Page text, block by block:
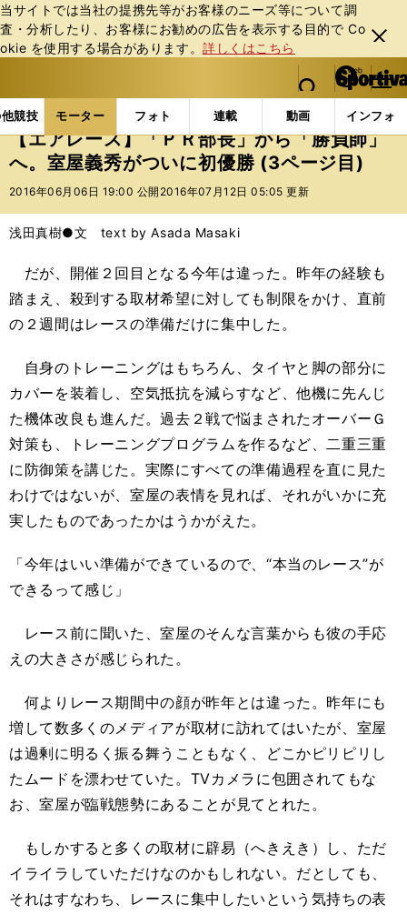
当サイトでは当社の提携先等がお客様のニーズ等について調
査・分析したり、お客様にお勧めの広告を表⽰する⽬的で Co
okie を使⽤する場合があります。詳しくはこちら
閉じ
る
web Sportiva (webスポルティーバ)
検索
マイペ
ー
ジ
メニュ
競技 モーター フォト 連載 動画 インフォ
b
ス
ポ
ル
バ
モーターの記事一覧 モーター その他 【エアレ
【エアレース】「ＰＲ部長」から「勝負師」
へ。室屋義秀がついに初優勝 (3ページ目)
2016年06月06日 19:00 公開 2016年07月12日 05:05 更新
浅田真樹●文 text by Asada Masaki
だが、開催２回目となる今年は違った。昨年の経験も
踏まえ、殺到する取材希望に対しても制限をかけ、直前
の２週間はレースの準備だけに集中した。
自身のトレーニングはもちろん、タイヤと脚の部分に
カバーを装着し、空気抵抗を減らすなど、他機に先んじ
た機体改良も進んだ。過去２戦で悩まされたオーバーＧ
対策も、トレーニングプログラムを作るなど、二重三重
に防御策を講じた。実際にすべての準備過程を直に見た
わけではないが、室屋の表情を見れば、それがいかに充
実したものであったかはうかがえた。
「今年はいい準備ができているので、“本当のレース”が
できるって感じ」
レース前に聞いた、室屋のそんな言葉からも彼の手応
えの大きさが感じられた。
何よりレース期間中の顔が昨年とは違った。昨年にも
増して数多くのメディアが取材に訪れてはいたが、室屋
は過剰に明るく振る舞うこともなく、どこかピリピリし
たムードを漂わせていた。TVカメラに包囲されてもな
お、室屋が臨戦態勢にあることが見てとれた。
もしかすると多くの取材に辟易（へきえき）し、ただ
イライラしていただけなのかもしれない。だとしても、
それはすなわち、レースに集中したいという気持ちの表